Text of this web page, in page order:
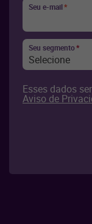
Seu e-mail*
Seu segmento*
Selecione
Esses dados
Aviso de